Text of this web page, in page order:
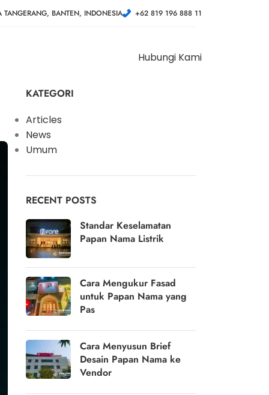
TANGERANG, BANTEN, INDONESIA +62 819 196 888 11
Hubungi Kami
KATEGORI
Articles
News
Umum
RECENT POSTS
Standar Keselamatan
Papan Nama Listrik
Cara Mengukur Fasad
untuk Papan Nama yang
Pas
Cara Menyusun Brief
Desain Papan Nama ke
Vendor